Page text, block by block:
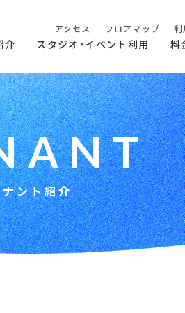
アクセス フロアマップ 利
介 スタジオ・イベント利用 料
ANT
ナント紹介